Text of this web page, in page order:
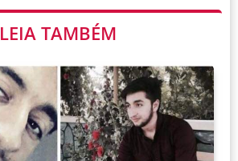
LEIA TAMBÉM